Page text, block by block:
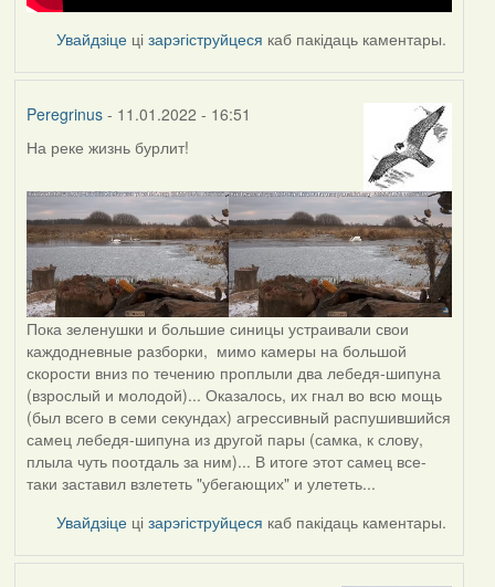
Увайдзіце цізарэгіструйцеся каб пакідаць каментары.
Peregrinus- 11.01.2022 - 16:51
На реке жизнь бурлит!
Пока зеленушки и большие синицы устраивали свои
каждодневные разборки, мимо камеры на большой
скорости вниз по течению проплыли два лебедя-шипуна
(взрослый и молодой)... Оказалось, их гнал во всю мощь
(был всего в семи секундах) агрессивный распушившийся
самец лебедя-шипуна из другой пары (самка, к слову,
плыла чуть поотдаль за ним)... В итоге этот самец все-
таки заставил взлететь "убегающих" и улететь...
Увайдзіце цізарэгіструйцеся каб пакідаць каментары.